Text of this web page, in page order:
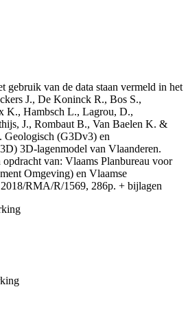
gebruik van de data staan vermeld in het
J., De Koninck R., Bos S.,
K., Hambsch L., Lagrou, D.,
J., Rombaut B., Van Baelen K. &
Geologisch (G3Dv3) en
3D-lagenmodel van Vlaanderen.
van: Vlaams Planbureau voor
Omgeving) en Vlaamse
RMA/R/1569, 286p. + bijlagen